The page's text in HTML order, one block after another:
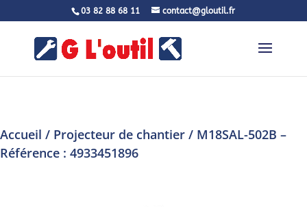
03 82 88 68 11 contact@gloutil.fr
Accueil / Projecteur de chantier / M18SAL-502B –
Référence : 4933451896